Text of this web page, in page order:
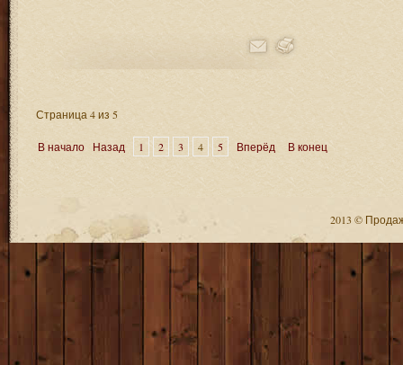
Страница 4 из 5
В начало Назад 1 2 3 4 5 Вперёд В конец
2013 ©